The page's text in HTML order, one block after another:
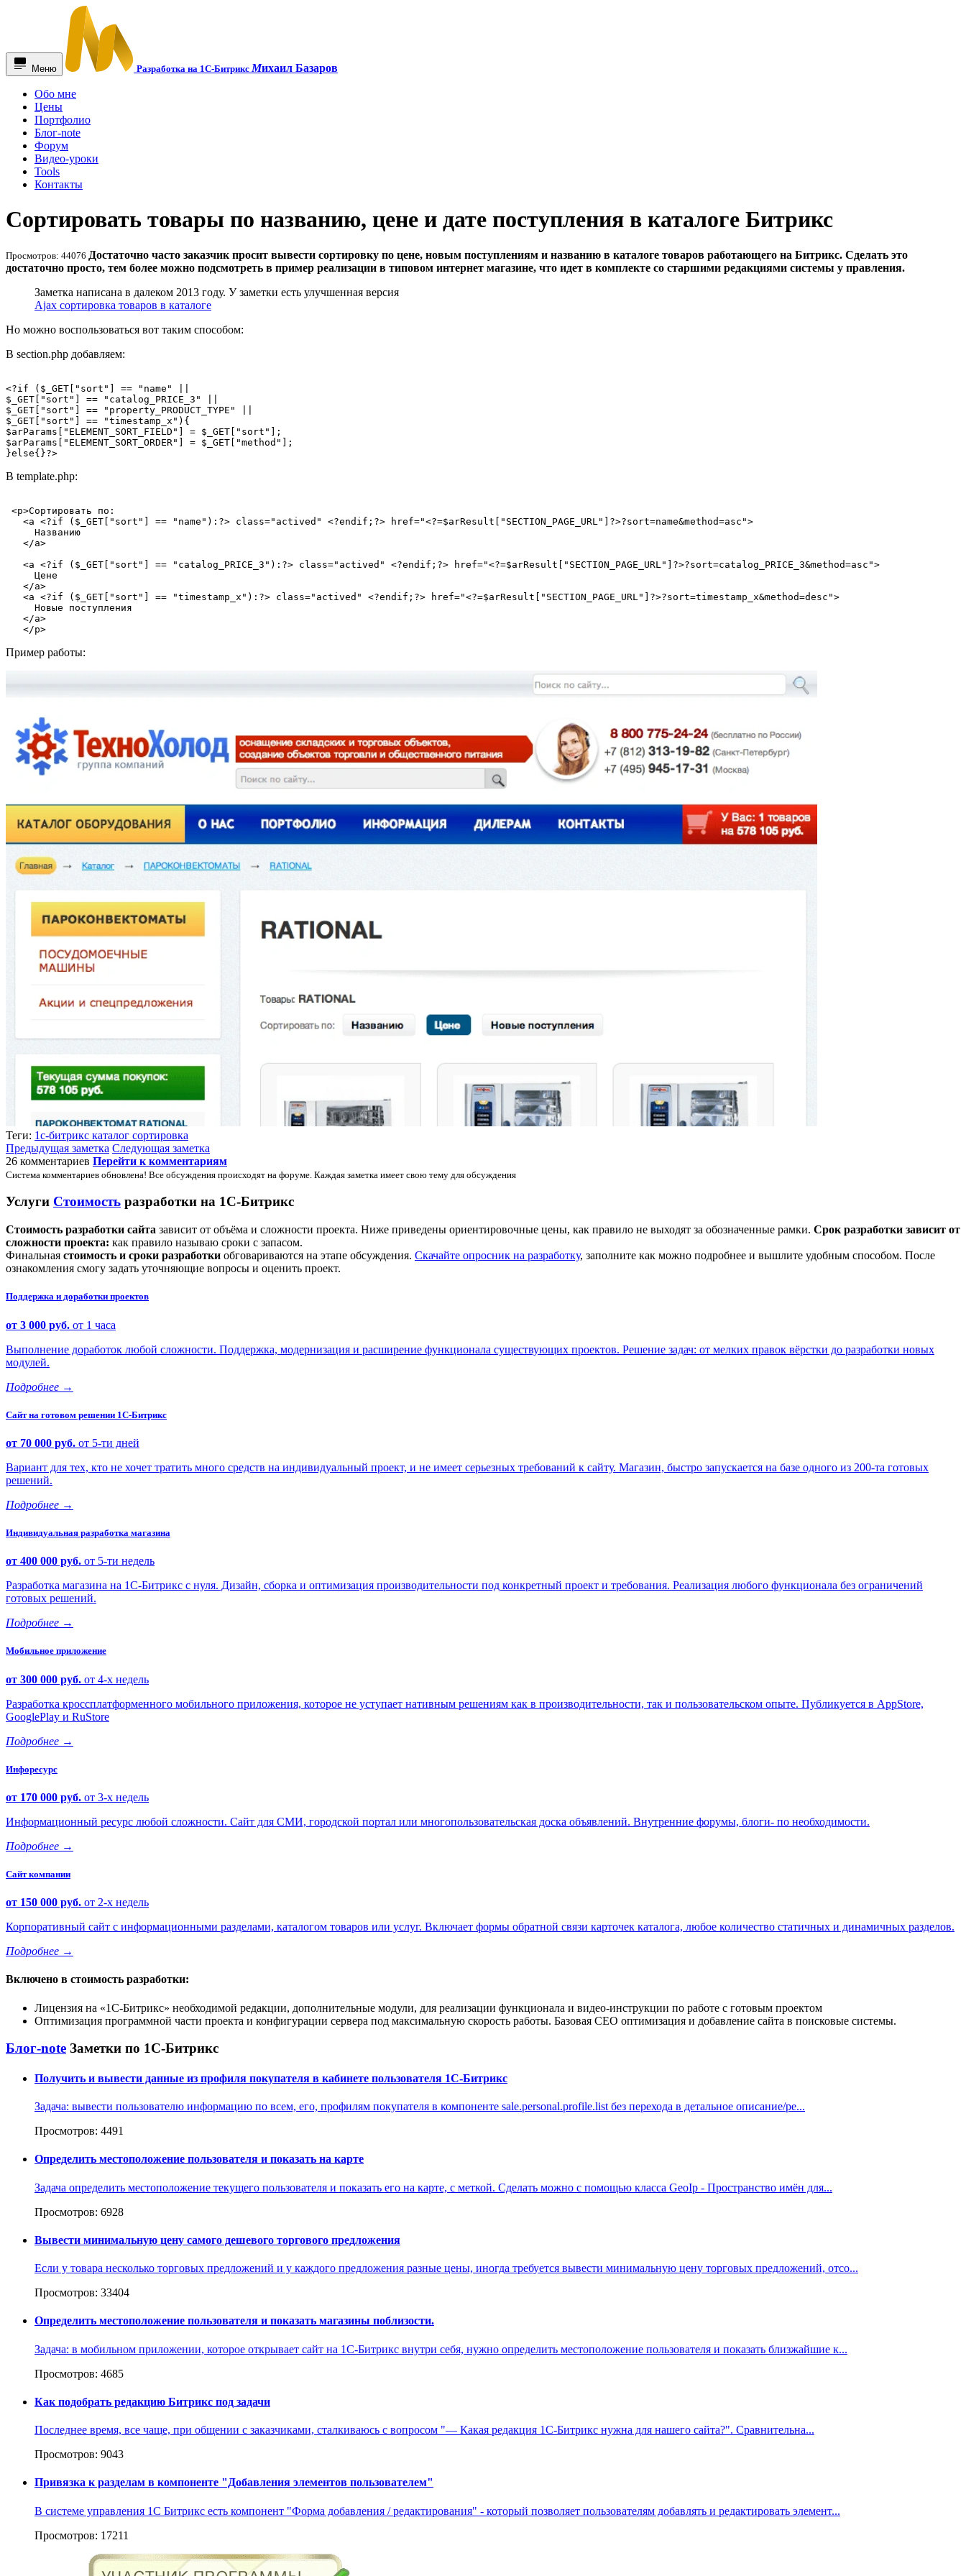
Меню Разработка на 1С-БитриксМихаил Базаров
Обо мне
Цены
Портфолио
Блог-note
Форум
Видео-уроки
Tools
Контакты
Сортировать товары по названию, цене и дате поступления в каталоге Битрикс
Просмотров: 44076 Достаточно часто заказчик просит вывести сортировку по цене, новым поступлениям и названию в каталоге товаров работающего на Битрикс. Сделать это
достаточно просто, тем более можно подсмотреть в пример реализации в типовом интернет магазине, что идет в комплекте со старшими редакциями системы у правления.
Заметка написана в далеком 2013 году. У заметки есть улучшенная версия
Ajax сортировка товаров в каталоге
Но можно воспользоваться вот таким способом:
В section.php добавляем:
<?if ($_GET["sort"] == "name" ||
$_GET["sort"] == "catalog_PRICE_3" ||
$_GET["sort"] == "property_PRODUCT_TYPE" ||
$_GET["sort"] == "timestamp_x"){
$arParams["ELEMENT_SORT_FIELD"] = $_GET["sort"];
$arParams["ELEMENT_SORT_ORDER"] = $_GET["method"];
В template.php:
<p>Сортировать по:
   <a <?if ($_GET["sort"] == "name"):?> class="actived" <?endif;?> href="<?=$arResult["SECTION_PAGE_URL"]?>?sort=name&method=asc">
     Названию
   </a>
   <a <?if ($_GET["sort"] == "catalog_PRICE_3"):?> class="actived" <?endif;?> href="<?=$arResult["SECTION_PAGE_URL"]?>?sort=catalog_PRICE_3&method=asc">
     Цене
   </a>
   <a <?if ($_GET["sort"] == "timestamp_x"):?> class="actived" <?endif;?> href="<?=$arResult["SECTION_PAGE_URL"]?>?sort=timestamp_x&method=desc">
     Новые поступления
   </a>
Пример работы:
Теги: 1с-битрикс каталог сортировка
Предыдущая заметка Следующая заметка
26 комментариев Перейти к комментариям
Система комментариев обновлена! Все обсуждения происходят на форуме. Каждая заметка имеет свою тему для обсуждения
Услуги Стоимость разработки на 1С-Битрикс
Стоимость разработки сайта зависит от объёма и сложности проекта. Ниже приведены ориентировочные цены, как правило не выходят за обозначенные рамки. Срок разработки зависит от
сложности проекта: как правило называю сроки с запасом.
Финальная стоимость и сроки разработки обговариваются на этапе обсуждения. Скачайте опросник на разработку, заполните как можно подробнее и вышлите удобным способом. После
ознакомления смогу задать уточняющие вопросы и оценить проект.
Поддержка и доработки проектов
от 3 000 руб. от 1 часа
Выполнение доработок любой сложности. Поддержка, модернизация и расширение функционала существующих проектов. Решение задач: от мелких правок вёрстки до разработки новых
модулей.
Подробнее →
Сайт на готовом решении 1С-Битрикс
от 70 000 руб. от 5-ти дней
Вариант для тех, кто не хочет тратить много средств на индивидуальный проект, и не имеет серьезных требований к сайту. Магазин, быстро запускается на базе одного из 200-та готовых
решений.
Подробнее →
Индивидуальная разработка магазина
от 400 000 руб. от 5-ти недель
Разработка магазина на 1С-Битрикс с нуля. Дизайн, сборка и оптимизация производительности под конкретный проект и требования. Реализация любого функционала без ограничений
готовых решений.
Подробнее →
Мобильное приложение
от 300 000 руб. от 4-х недель
Разработка кроссплатформенного мобильного приложения, которое не уступает нативным решениям как в производительности, так и пользовательском опыте. Публикуется в AppStore,
GooglePlay и RuStore
Подробнее →
Инфоресурс
от 170 000 руб. от 3-х недель
Информационный ресурс любой сложности. Сайт для СМИ, городской портал или многопользовательская доска объявлений. Внутренние форумы, блоги- по необходимости.
Подробнее →
Сайт компании
от 150 000 руб. от 2-х недель
Корпоративный сайт с информационными разделами, каталогом товаров или услуг. Включает формы обратной связи карточек каталога, любое количество статичных и динамичных разделов.
Подробнее →
Включено в стоимость разработки:
Лицензия на 1С-Битрикс
необходимой редакции, дополнительные модули, для реализации функционала и видео-инструкции по работе с готовым проектом
Оптимизация программной части проекта и конфигурации сервера под максимальную скорость работы. Базовая СЕО оптимизация и добавление сайта в поисковые системы.
Блог-note Заметки по 1С-Битрикс
Получить и вывести данные из профиля покупателя в кабинете пользователя 1С-Битрикс
Задача: вывести пользователю информацию по всем, его, профилям покупателя в компоненте sale.personal.profile.list без перехода в детальное описание/ре...
Просмотров: 4491
Определить местоположение пользователя и показать на карте
Задача определить местоположение текущего пользователя и показать его на карте, с меткой. Сделать можно с помощью класса GeoIp - Пространство имён для...
Просмотров: 6928
Вывести минимальную цену самого дешевого торгового предложения
Если у товара несколько торговых предложений и у каждого предложения разные цены, иногда требуется вывести минимальную цену торговых предложений, отсо...
Просмотров: 33404
Определить местоположение пользователя и показать магазины поблизости.
Задача: в мобильном приложении, которое открывает сайт на 1С-Битрикс внутри себя, нужно определить местоположение пользователя и показать близжайшие к...
Просмотров: 4685
Как подобрать редакцию Битрикс под задачи
Последнее время, все чаще, при общении с заказчиками, сталкиваюсь с вопросом "— Какая редакция 1С-Битрикс нужна для нашего сайта?". Сравнительна...
Просмотров: 9043
Привязка к разделам в компоненте "Добавления элементов пользователем"
В системе управления 1С Битрикс есть компонент "Форма добавления / редактирования" - который позволяет пользователям добавлять и редактировать элемент...
Просмотров: 17211